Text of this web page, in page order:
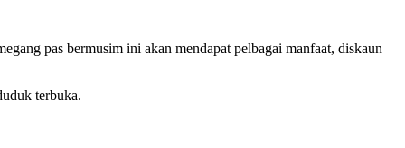
pas bermusim ini akan mendapat pelbagai manfaat, diskaun
terbuka.